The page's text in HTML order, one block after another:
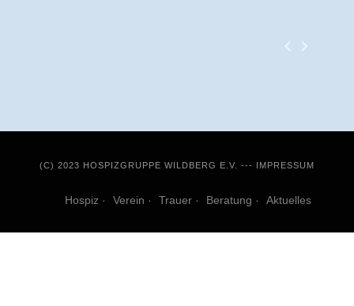
Hospiz Verein Trauer Beratung Aktuelles
(C) 2023 HOSPIZGRUPPE WILDBERG E.V. --- IMPRESSUM